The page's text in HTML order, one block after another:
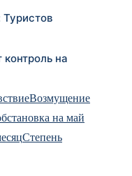
на
Возмущение
на май
Степень